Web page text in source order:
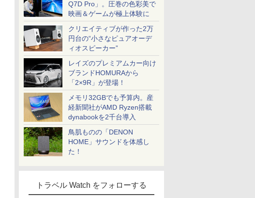
Q7D Pro」。圧巻の色彩美で
映画＆ゲームが極上体験に
クリエイティブが作った2万
円台の“小さなピュアオーデ
ィオスピーカー”
レイズのプレミアムカー向け
ブランドHOMURAから
「2×9R」が登場！
メモリ32GBでも予算内。産
経新聞社がAMD Ryzen搭載
dynabookを2千台導入
鳥肌ものの「DENON
HOME」サウンドを体感し
た！
トラベル Watch をフォローする